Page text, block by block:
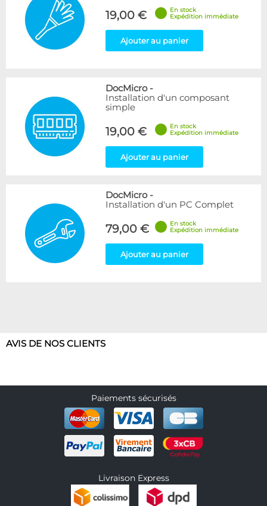
19,00 €
En stock
Expédition immédiate
Ajouter au panier
DocMicro-
Installation d'un composant
simple
19,00 €
En stock
Expédition immédiate
Ajouter au panier
DocMicro-
Installation d'un PC Complet
79,00 €
En stock
Expédition immédiate
Ajouter au panier
AVIS DE NOS CLIENTS
Paiements sécurisés
Livraison Express